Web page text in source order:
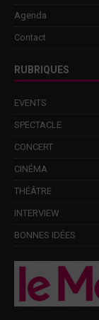
Agenda
Contact
RUBRIQUES
EVENTS
SPECTACLE
CONCERT
CINÉMA
THÉÂTRE
INTERVIEW
BONNES IDÉES